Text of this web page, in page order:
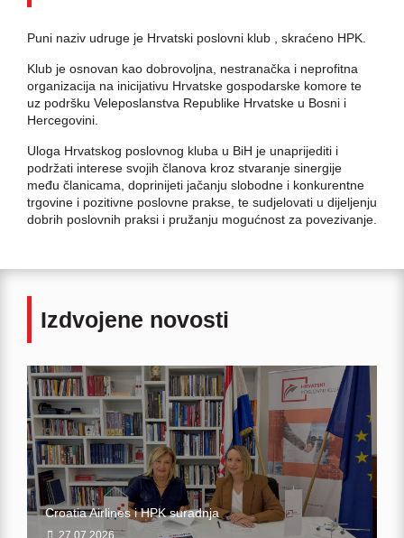
Puni naziv udruge je Hrvatski poslovni klub , skraćeno HPK.
Klub je osnovan kao dobrovoljna, nestranačka i neprofitna
organizacija na inicijativu Hrvatske gospodarske komore te
uz podršku Veleposlanstva Republike Hrvatske u Bosni i
Hercegovini.
Uloga Hrvatskog poslovnog kluba u BiH je unaprijediti i
podržati interese svojih članova kroz stvaranje sinergije
među članicama, doprinijeti jačanju slobodne i konkurentne
trgovine i pozitivne poslovne prakse, te sudjelovati u dijeljenju
dobrih poslovnih praksi i pružanju mogućnost za povezivanje.
Izdvojene novosti
Croatia Airlines i HPK suradnja
27.07.2026